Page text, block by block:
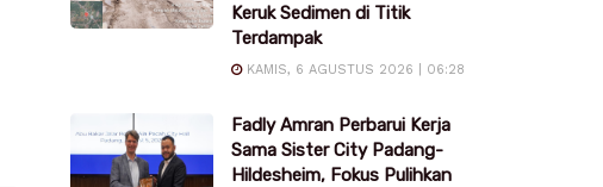
Keruk Sedimen di Titik
Terdampak
KAMIS, 6 AGUSTUS 2026 | 06:28
Fadly Amran Perbarui Kerja
Sama Sister City Padang-
Hildesheim, Fokus Pulihkan